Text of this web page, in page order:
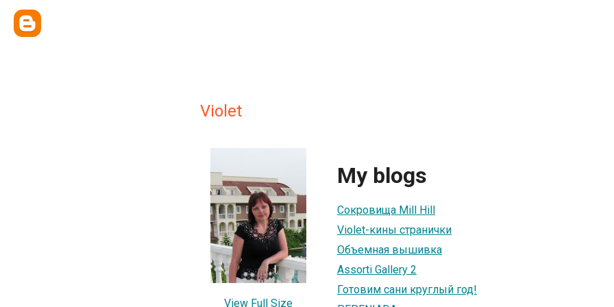
Violet
View Full Size
My blogs
Сокровища Mill Hill
Violet-кины странички
Объемная вышивка
Assorti Gallery 2
Готовим сани круглый год!